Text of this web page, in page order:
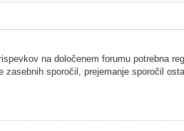
na določenem forumu potrebna
sporočil, prejemanje sporočil